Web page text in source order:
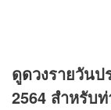
ดูดวงรายวันป
2564 สำหรับ